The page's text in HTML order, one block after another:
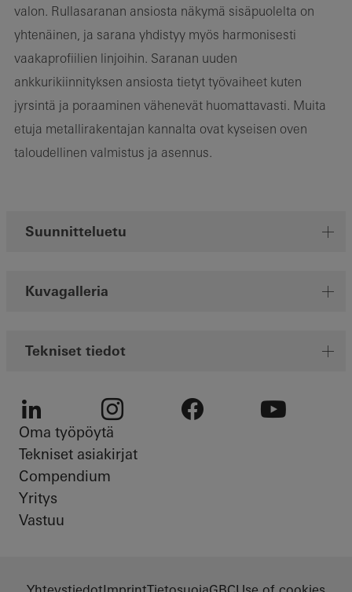
valon. Rullasaranan ansiosta näkymä sisäpuolelta on
yhtenäinen, ja sarana yhdistyy myös harmonisesti
vaakaprofiilien linjoihin. Saranan uuden
ankkurikiinnityksen ansiosta tietyt työvaiheet kuten
jyrsintä ja poraaminen vähenevät huomattavasti. Muita
etuja metallirakentajan kannalta ovat kyseisen oven
taloudellinen valmistus ja asennus.
Suunnitteluetu
Kuvagalleria
Tekniset tiedot
LinkedIn Instagram
Oma työpöytä
Tekniset asiakirjat
Compendium
Yritys
Vastuu